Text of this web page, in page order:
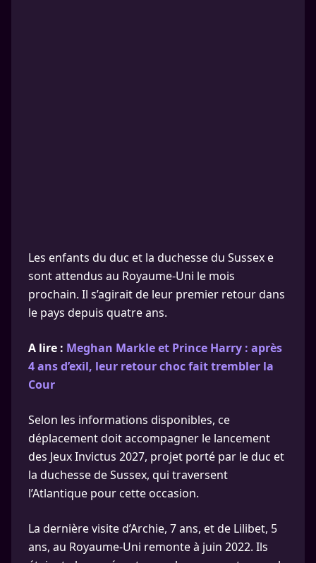
Les enfants du duc et la duchesse du Sussex e
sont attendus au Royaume-Uni le mois
prochain. Il s’agirait de leur premier retour dans
le pays depuis quatre ans.
A lire : Meghan Markle et Prince Harry : après
4 ans d’exil, leur retour choc fait trembler la
Cour
Selon les informations disponibles, ce
déplacement doit accompagner le lancement
des Jeux Invictus 2027, projet porté par le duc et
la duchesse de Sussex, qui traversent
l’Atlantique pour cette occasion.
La dernière visite d’Archie, 7 ans, et de Lilibet, 5
ans, au Royaume-Uni remonte à juin 2022. Ils